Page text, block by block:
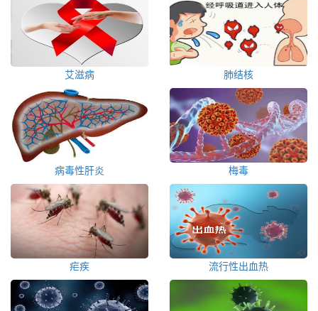
艾滋病 肺结核
病毒性肝炎 梅毒
疟疾 流行性出血热